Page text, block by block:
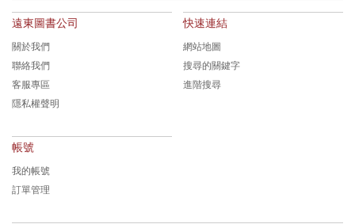
遠東圖書公司
關於我們
聯絡我們
客服專區
隱私權聲明
快速連結
網站地圖
搜尋的關鍵字
進階搜尋
帳號
我的帳號
訂單管理